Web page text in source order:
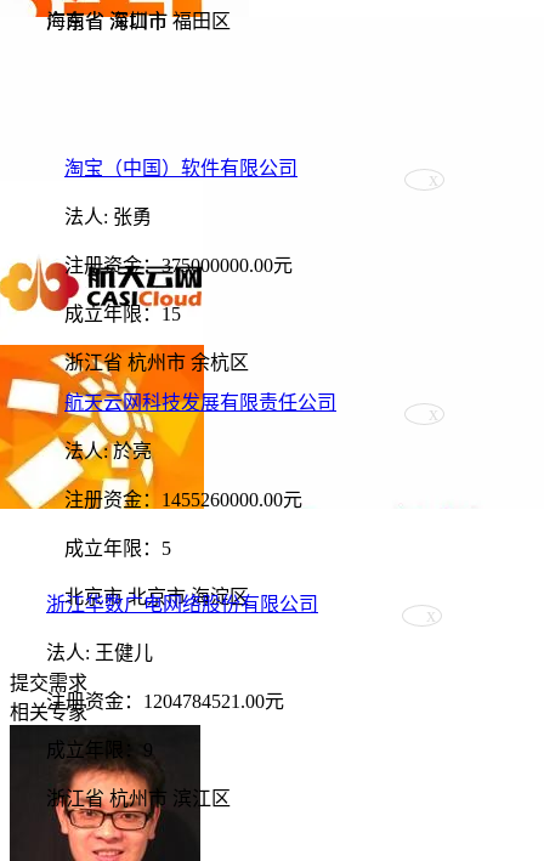
海南省 海口市
广东省 深圳市 福田区
淘宝（中国）软件有限公司
法人: 张勇
注册资金：375000000.00元
成立年限：15
浙江省 杭州市 余杭区
航天云网科技发展有限责任公司
法人: 於亮
注册资金：1455260000.00元
成立年限：5
北京市 北京市 海淀区
浙江华数广电网络股份有限公司
法人: 王健儿
注册资金：1204784521.00元
成立年限：9
浙江省 杭州市 滨江区
提交需求
相关专家